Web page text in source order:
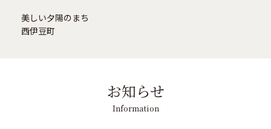
美しい夕陽のまち
西伊豆町
お知らせ
Information